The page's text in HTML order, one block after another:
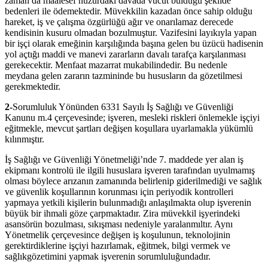
bedenleri ile ödemektedir. Müvekkilin kazadan önce sahip olduğu
hareket, iş ve çalışma özgürlüğü ağır ve onarılamaz derecede
kendisinin kusuru olmadan bozulmuştur. Vazifesini layıkıyla yapan
bir işçi olarak emeğinin karşılığında başına gelen bu üzücü hadisenin
yol açtığı maddi ve manevi zararların davalı tarafça karşılanması
gerekecektir. Menfaat mazarrat mukabilindedir. Bu nedenle
meydana gelen zararın tazmininde bu hususların da gözetilmesi
gerekmektedir.
2-Sorumluluk Yönünden 6331 Sayılı İş Sağlığı ve Güvenliği
Kanunu m.4 çerçevesinde; işveren, mesleki riskleri önlemekle işçiyi
eğitmekle, mevcut şartları değişen koşullara uyarlamakla yükümlü
kılınmıştır.
İş Sağlığı ve Güvenliği Yönetmeliği’nde 7. maddede yer alan iş
ekipmanı kontrolü ile ilgili hususlara işveren tarafından uyulmamış
olması böylece arızanın zamanında belirlenip giderilmediği ve sağlık
ve güvenlik koşullarının korunması için periyodik kontrolleri
yapmaya yetkili kişilerin bulunmadığı anlaşılmakta olup işverenin
büyük bir ihmali göze çarpmaktadır. Zira müvekkil işyerindeki
asansörün bozulması, sıkışması nedeniyle yaralanmıltır. Aynı
Yönetmelik çerçevesince değişen iş koşulunun, teknolojinin
gerektirdiklerine işçiyi hazırlamak, eğitmek, bilgi vermek ve
sağlıkgözetimini yapmak işverenin sorumluluğundadır.